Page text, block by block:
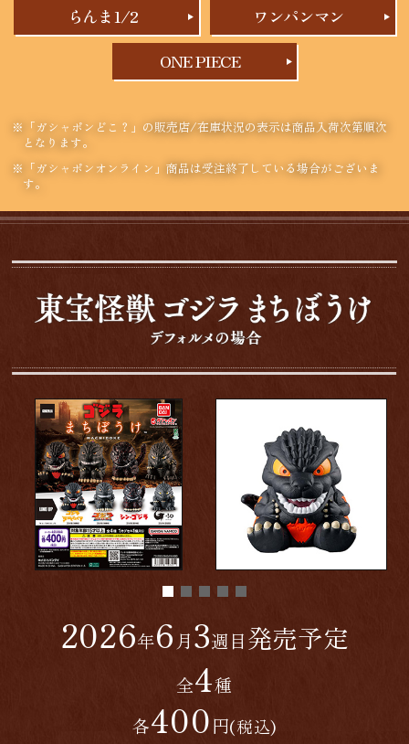
らんま1/2
ワンパンマン
ONE PIECE
※「ガシャポンどこ？」の販売店/在庫状況の表示は商品入荷次第順次
となります。
※「ガシャポンオンライン」商品は受注終了している場合がございま
す。
2026年6 月3週目発売予定
全4種
各400円(税込)